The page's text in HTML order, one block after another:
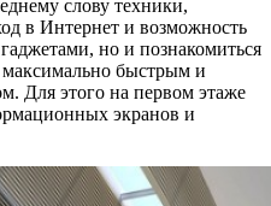
слову техники,
в Интернет и возможность
но и познакомиться
быстрым и
Для этого на первом этаже
экранов и